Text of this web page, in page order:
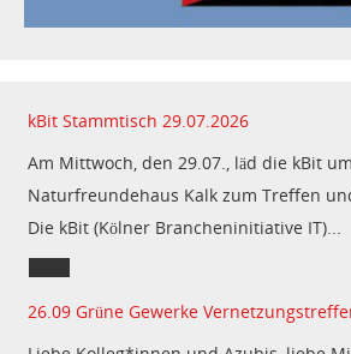
kBit Stammtisch 29.07.2026
Am Mittwoch, den 29.07., läd die kBit
Naturfreundehaus Kalk zum Treffen
Die kBit (Kölner Brancheninitiative IT)...
26.09 Grüne Gewerke